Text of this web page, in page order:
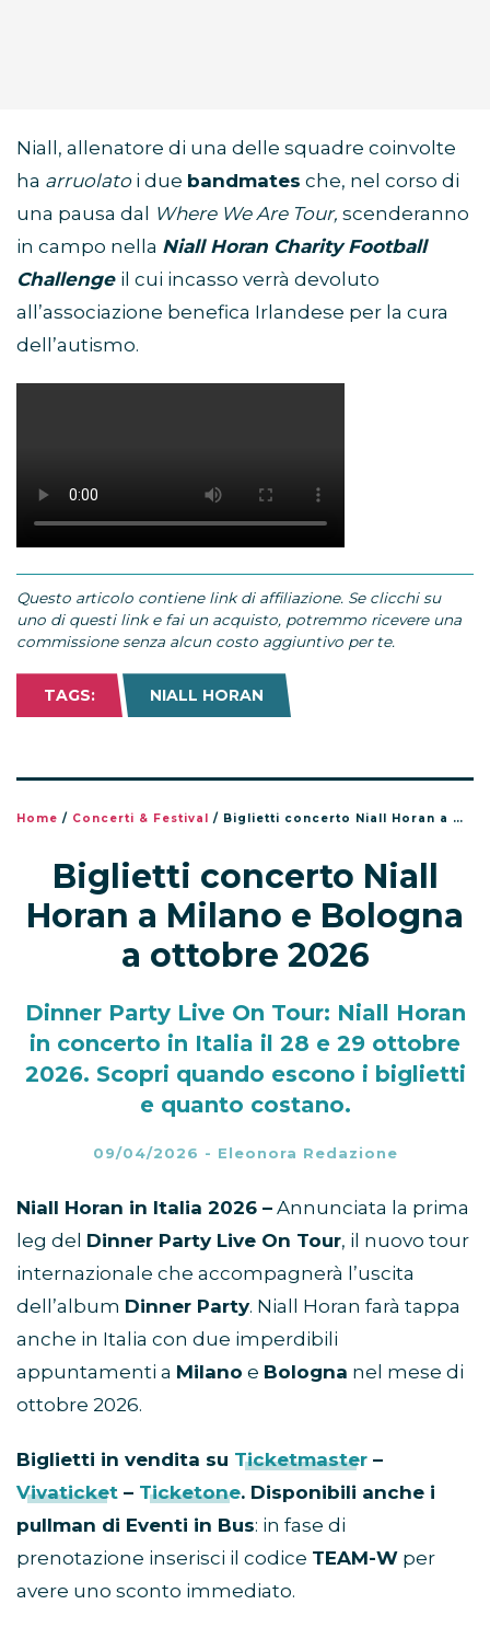
Niall, allenatore di una delle squadre coinvolte
ha arruolato i due bandmates che, nel corso di
una pausa dal
Where We Are Tour, scenderanno
in campo nella Niall Horan Charity Football
Challenge il cui incasso verrà devoluto
all’associazione benefica Irlandese per la cura
dell’autismo.
Questo articolo contiene link di affiliazione. Se clicchi su
uno di questi link e fai un acquisto, potremmo ricevere una
commissione senza alcun costo aggiuntivo per te.
TAGS: NIALL HORAN
Home / Concerti & Festival / Biglietti concerto Niall Horan a Milano e Bologna a ottobre 2026
Biglietti concerto Niall
Horan a Milano e Bologna
a ottobre 2026
Dinner Party Live On Tour: Niall Horan
in concerto in Italia il 28 e 29 ottobre
2026. Scopri quando escono i biglietti
e quanto costano.
09/04/2026 - Eleonora Redazione
Niall Horan in Italia 2026 – Annunciata la prima
leg del Dinner Party Live On Tour, il nuovo tour
internazionale che accompagnerà l’uscita
dell’album Dinner Party. Niall Horan farà tappa
anche in Italia con due imperdibili
appuntamenti a Milano e Bologna nel mese di
ottobre 2026.
Biglietti in vendita su Ticketmaster –
Vivaticket – Ticketone. Disponibili anche i
pullman di Eventi in Bus: in fase di
prenotazione inserisci il codice TEAM-W per
avere uno sconto immediato.